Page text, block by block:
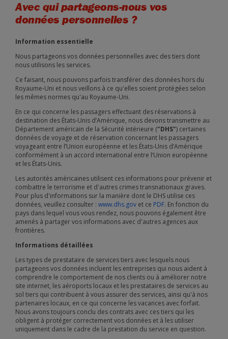
Avec qui partageons-nous vos
données personnelles ?
Information essentielle
Nous partageons vos données personnelles avec des tiers dont
nous utilisons les services.
Ce faisant, nous pouvons parfois transférer des données hors du
Royaume-Uni et nous veillons à ce qu'elles soient protégées selon
les mêmes normes qu'au Royaume-Uni.
En ce qui concerne les passagers effectuant des réservations à
destination des États-Unis d’Amérique, nous devons transmettre au
Département américain de la Sécurité intérieure ("DHS") certaines
données de voyage et de réservation concernant les passagers
voyageant entre l’Union européenne et les États-Unis d’Amérique
conformément à un accord international entre l’Union européenne
et les États-Unis.
Les autorités américaines utilisent ces informations pour prévenir et
combattre le terrorisme et d'autres crimes transnationaux graves.
Pour plus d'informations sur la manière dont le DHS utilise ces
données, veuillez consulter : www.dhs.gov et ce PDF. En fonction du
pays dans lequel vous vous rendez, nous pouvons également être
amenés à partager vos informations avec d'autres agences aux
frontières.
Informations détaillées
Les types de prestataire de services tiers avec lesquels nous
partageons vos données incluent les entreprises qui nous aident à
comprendre le comportement de nos clients ou à améliorer notre
site internet, les aéroports locaux et les prestataires de services au
sol tiers qui contribuent à vous assurer des services, ainsi qu'à nos
partenaires locaux, en ce qui concerne les vacances avec forfait.
Nous avons toujours conclu des contrats avec ces tiers qui les
obligent à protéger correctement vos données et à les utiliser
uniquement dans le cadre de la prestation du service en question.